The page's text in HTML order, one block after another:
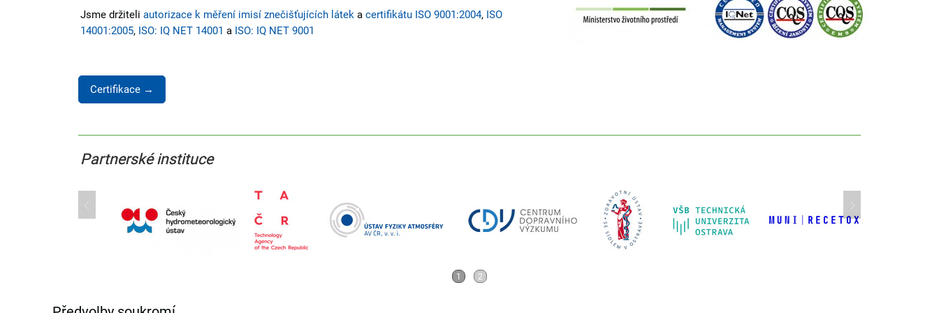
Jsme držiteli autorizace k měření imisí znečišťujících látek a certifikátu ISO 9001:2004, ISO
14001:2005, ISO: IQ NET 14001 a ISO: IQ NET 9001
Certifikace →
Partnerské instituce
Partnerské instituce